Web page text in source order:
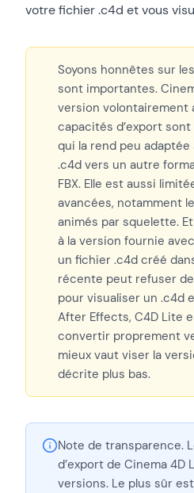
votre fichier .c4d et vous
Soyons honnêtes sur
sont importantes.
version volontairement
capacités d’export
qui la rend peu adaptée
.c4d vers un autre
FBX. Elle est aussi
avancées, notamment
animés par squelette.
à la version fournie
un fichier .c4d créé
récente peut refuser de
pour visualiser un .c4d
After Effects, C4D Lite
convertir proprement
mieux vaut viser la
décrite plus bas.
Note de transparence.
d’export de Cinema 4D
versions. Le plus sûr